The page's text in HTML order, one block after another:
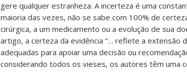
gere qualquer estranheza. A incerteza é uma
maioria das vezes, não se sabe com 100% de
cirúrgica, a um medicamento ou a evolução de sua
artigo, a certeza da evidência “… reflete a extensão
adequadas para apoiar uma decisão ou
considerando todos os vieses, os autores têm uma